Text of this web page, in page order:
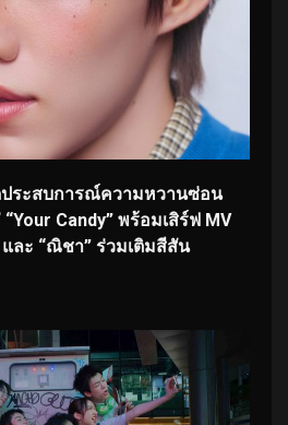
ประสบการณ์ความหวานซ่อน
Candy” พร้อมเสิร์ฟ MV
และ “ณิชา” ร่วมเติมสีสัน